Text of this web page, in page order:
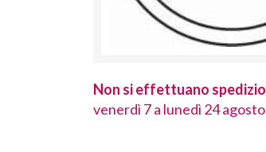
Non si effettuano
venerdì 7 a lunedì 24